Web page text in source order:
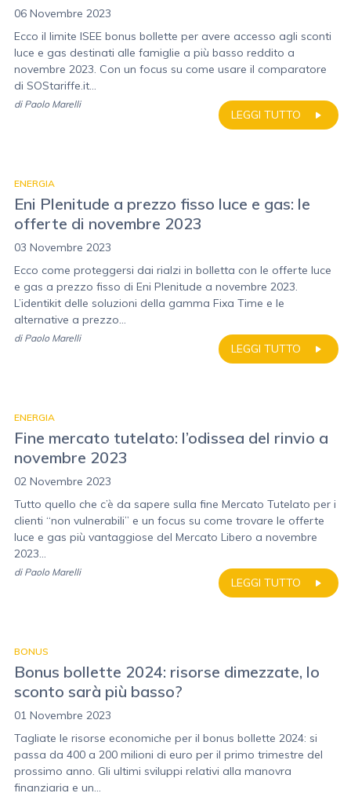
06 Novembre 2023
Ecco il limite ISEE bonus bollette per avere accesso agli sconti
luce e gas destinati alle famiglie a più basso reddito a
novembre 2023. Con un focus su come usare il comparatore
di SOStariffe.it...
LEGGI TUTTO
di Paolo Marelli
ENERGIA
Eni Plenitude a prezzo fisso luce e gas: le
offerte di novembre 2023
03 Novembre 2023
Ecco come proteggersi dai rialzi in bolletta con le offerte luce
e gas a prezzo fisso di Eni Plenitude a novembre 2023.
L’identikit delle soluzioni della gamma Fixa Time e le
alternative a prezzo...
LEGGI TUTTO
di Paolo Marelli
ENERGIA
Fine mercato tutelato: l’odissea del rinvio a
novembre 2023
02 Novembre 2023
Tutto quello che c’è da sapere sulla fine Mercato Tutelato per i
clienti “non vulnerabili” e un focus su come trovare le offerte
luce e gas più vantaggiose del Mercato Libero a novembre
2023...
LEGGI TUTTO
di Paolo Marelli
BONUS
Bonus bollette 2024: risorse dimezzate, lo
sconto sarà più basso?
01 Novembre 2023
Tagliate le risorse economiche per il bonus bollette 2024: si
passa da 400 a 200 milioni di euro per il primo trimestre del
prossimo anno. Gli ultimi sviluppi relativi alla manovra
finanziaria e un...